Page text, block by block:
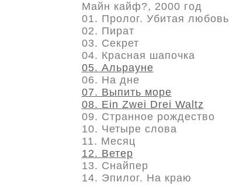
Майн кайф?, 2000 год
01. Пролог. Убитая любовь
02. Пират
03. Секрет
04. Красная шапочка
05. Альрауне
06. На дне
07. Выпить море
08. Ein Zwei Drei Waltz
09. Странное рождество
10. Четыре слова
11. Месяц
12. Ветер
13. Снайпер
14. Эпилог. На краю